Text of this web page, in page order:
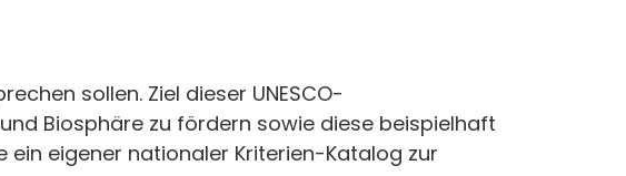
sollen. Ziel dieser UNESCO-
Biosphäre zu fördern sowie diese beispielhaft
eigener nationaler Kriterien-Katalog zur